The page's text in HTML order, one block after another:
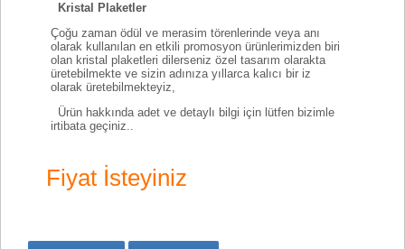
Kristal Plaketler
Çoğu zaman ödül ve merasim törenlerinde veya anı
olarak kullanılan en etkili promosyon ürünlerimizden biri
olan kristal plaketleri dilerseniz özel tasarım olarakta
üretebilmekte ve sizin adınıza yıllarca kalıcı bir iz
olarak üretebilmekteyiz,
Ürün hakkında adet ve detaylı bilgi için lütfen bizimle
irtibata geçiniz..
Fiyat İsteyiniz